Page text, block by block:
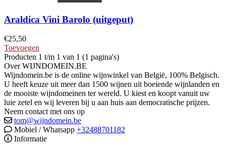
Araldica Vini Barolo (uitgeput)
€25,50
Toevoegen
Producten 1 t/m 1 van 1 (1 pagina's)
Over WIJNDOMEIN.BE
Wijndomein.be is de online wijnwinkel van België, 100% Belgisch.
U heeft keuze uit meer dan 1500 wijnen uit boeiende wijnlanden en
de mooiste wijndomeinen ter wereld. U kiest en koopt vanuit uw
luie zetel en wij leveren bij u aan huis aan democratische prijzen.
Neem contact met ons op
tom@wijndomein.be
Mobiel / Whatsapp +32488701182
Informatie